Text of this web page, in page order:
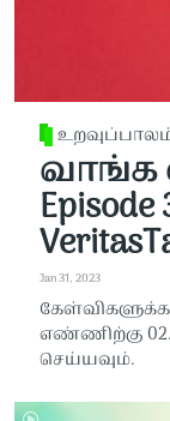
வாங்க
Episode
Jan 31, 2023
எண்ணிற்கு
செய்யவும்.